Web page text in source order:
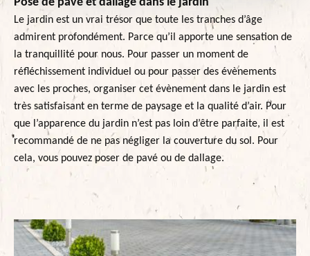
Le jardin est un vrai trésor que toute les tranches d’âge
admirent profondément. Parce qu’il apporte une sensation de
la tranquillité pour nous. Pour passer un moment de
réfléchissement individuel ou pour passer des évènements
avec les proches, organiser cet évènement dans le jardin est
très satisfaisant en terme de paysage et la qualité d’air. Pour
que l’apparence du jardin n’est pas loin d’être parfaite, il est
recommandé de ne pas négliger la couverture du sol. Pour
cela, vous pouvez poser de pavé ou de dallage.